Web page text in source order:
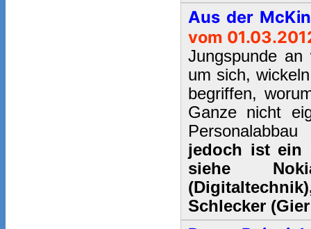
Aus der
vom
Jungspunde
um sich,
begriffen,
Ganze nicht
jedoch ist ein
siehe
Schlecker